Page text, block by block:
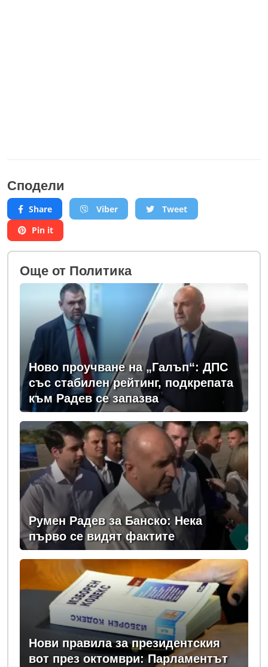
Сподели
Share Viber
Tweet
Pin it
Oще от Политика
Ново проучване на „Галъп“: ДПС
със стабилен рейтинг, подкрепата
към Радев се запазва
Румен Радев за Банско: Нека
първо се видят фактите
Нови правила за президентския
вот през октомври: Парламентът